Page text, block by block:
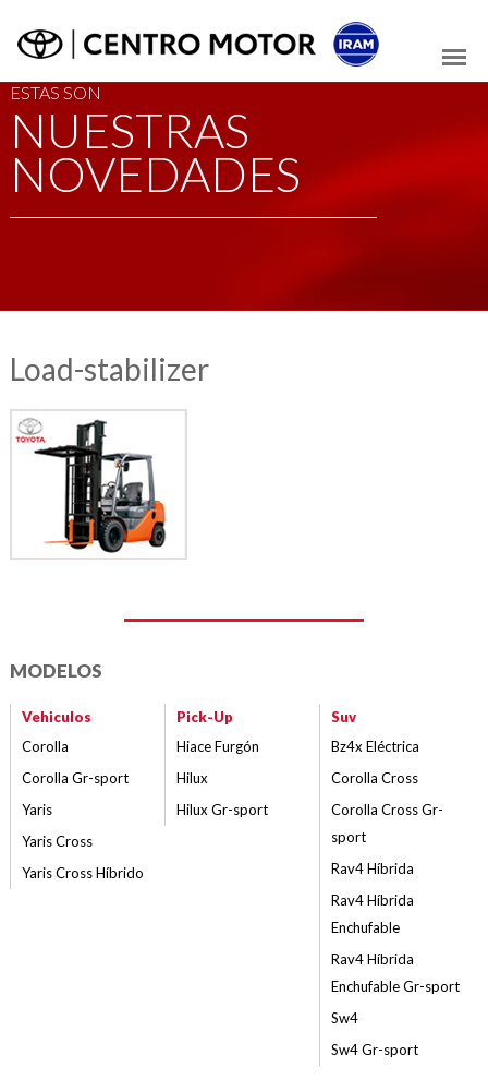
ESTAS SON
NUESTRAS
NOVEDADES
Load-stabilizer
MODELOS
Vehiculos
Corolla
Corolla Gr-sport
Yaris
Yaris Cross
Yaris Cross Híbrido
Pick-Up
Hiace Furgón
Hilux
Hilux Gr-sport
Suv
Bz4x Eléctrica
Corolla Cross
Corolla Cross Gr-
sport
Rav4 Híbrida
Rav4 Híbrida
Enchufable
Rav4 Híbrida
Enchufable Gr-sport
Sw4
Sw4 Gr-sport